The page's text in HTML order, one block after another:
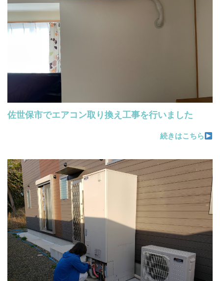
佐世保市でエアコン取り換え工事を行いました
続きはこちら